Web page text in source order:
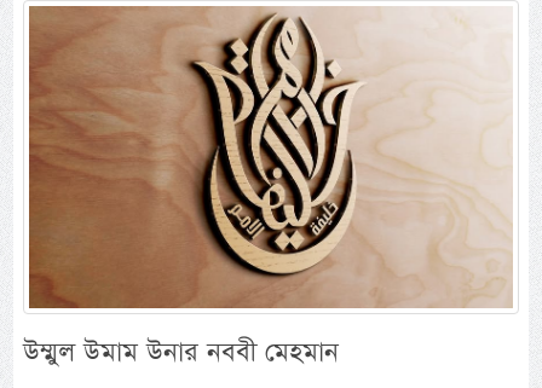
উম্মুল উমাম উনার নববী মেহমান